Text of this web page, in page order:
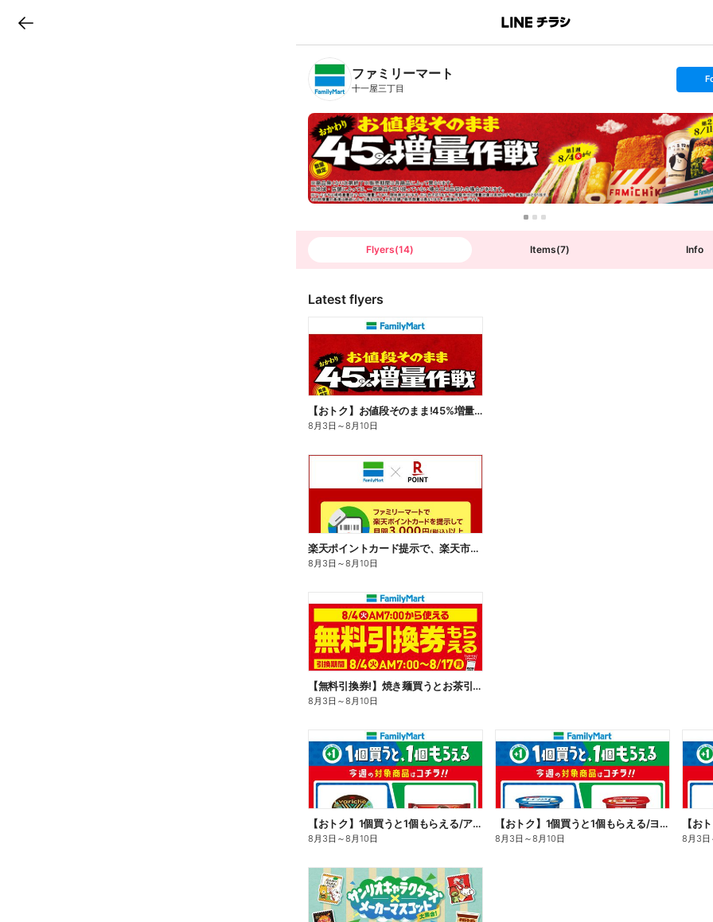
B
n
T
ファミリーマート
十一屋三丁目
s
t
o
l
l
o
w
Flyers(14) Items(7) Info
Latest flyers
【おトク】お値段そのまま!45%増量作戦!
8月3日 ～8月10日
楽天ポイントカード提示で、楽天市場でのお買い物がおトクに!
8月3日 ～8月10日
【無料引換券!】焼き麺買うとお茶引換券貰える!
8月3日 ～8月10日
【おトク】1個買うと1個もらえる/アイス
8月3日 ～8月10日
【おトク】1個買うと1個もらえる/ヨーグルト
8月3日 ～8月10日
【お
8月3日